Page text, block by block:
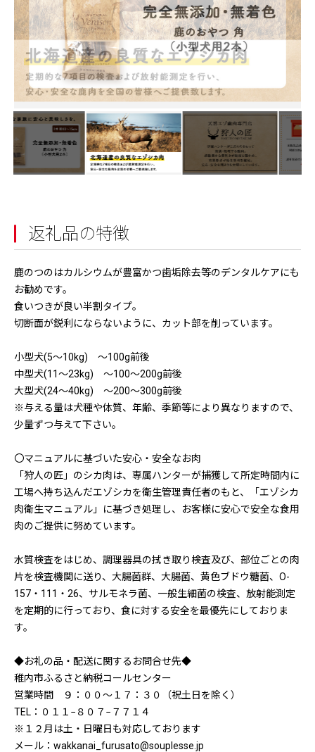
返礼品の特徴
鹿のつのはカルシウムが豊富かつ歯垢除去等のデンタルケアにも
お勧めです。
食いつきが良い半割タイプ。
切断面が鋭利にならないように、カット部を削っています。
小型犬(5〜10kg) 〜100g前後
中型犬(11〜23kg) 〜100〜200g前後
大型犬(24〜40kg) 〜200〜300g前後
※与える量は犬種や体質、年齢、季節等により異なりますので、
少量ずつ与えて下さい。
〇マニュアルに基づいた安心・安全なお肉
「狩人の匠」のシカ肉は、専属ハンターが捕獲して所定時間内に
工場へ持ち込んだエゾシカを衛生管理責任者のもと、「エゾシカ
肉衛生マニュアル」に基づき処理し、お客様に安心で安全な食用
肉のご提供に努めています。
水質検査をはじめ、調理器具の拭き取り検査及び、部位ごとの肉
片を検査機関に送り、大腸菌群、大腸菌、黄色ブドウ糖菌、O-
157・111・26、サルモネラ菌、一般生細菌の検査、放射能測定
を定期的に行っており、食に対する安全を最優先にしておりま
す。
◆お礼の品・配送に関するお問合せ先◆
稚内市ふるさと納税コールセンター
営業時間 ９：００〜１７：３０（祝土日を除く）
TEL：０１１−８０７−７７１４
※１２月は土・日曜日も対応しております
メール：wakkanai_furusato@souplesse.jp